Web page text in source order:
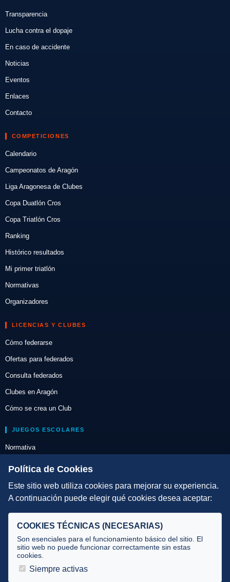
Transparencia
Lucha contra el dopaje
En caso de accidente
Noticias
Eventos
Enlaces
Contacto
COMPETICIONES
Calendario
Campeonatos de Aragón
Liga Aragonesa de Clubes
Copa Duatlón Cros
Copa Triatlón Cros
Ranking
Histórico resultados
Mi primer triatlón
Normativas
Organizadores
LICENCIAS Y CLUBES
Cómo federarse
Ofertas para federados
Consulta federados
Clubes en Aragón
Cómo se crea un Club
JUEGOS ESCOLARES
Normativa
Escuelas de Triatlón
DIRECCIÓN TÉCNICA
Selecciones
Tecnificación
JUECES Y OFICIALES
Política de Cookies
Este sitio web utiliza cookies para mejorar su experiencia.
A continuación puede elegir qué cookies desea aceptar:
COOKIES TÉCNICAS (NECESARIAS)
Son esenciales para el funcionamiento básico del sitio. El
sitio web no puede funcionar correctamente sin estas
cookies.
Siempre activas